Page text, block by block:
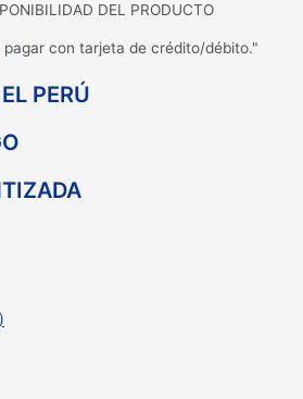
DEL PRODUCTO
pagar con tarjeta de crédito/débito."
PERÚ